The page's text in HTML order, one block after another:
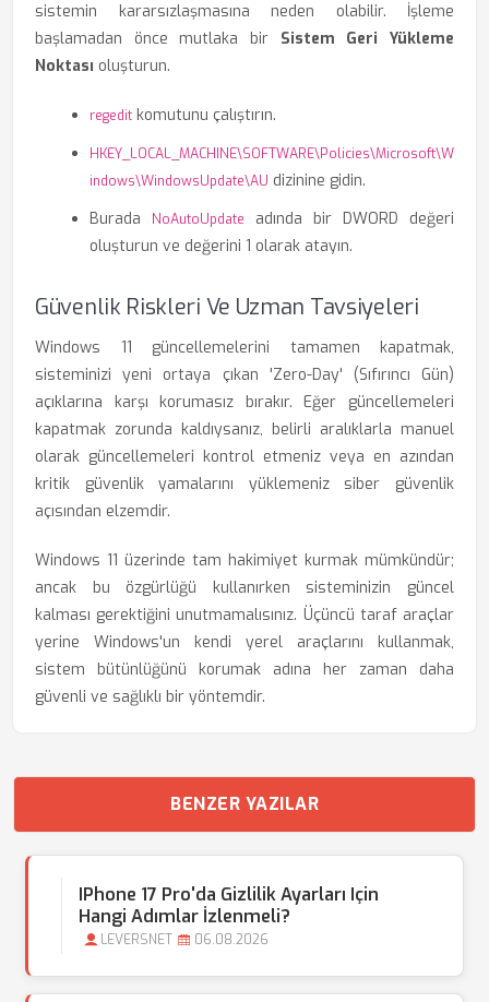
sistemin kararsızlaşmasına neden olabilir. İşleme
başlamadan önce mutlaka bir Sistem Geri Yükleme
Noktası oluşturun.
regedit komutunu çalıştırın.
HKEY_LOCAL_MACHINE\SOFTWARE\Policies\Microsoft\W
indows\WindowsUpdate\AU dizinine gidin.
Burada
NoAutoUpdate
adında bir DWORD değeri
oluşturun ve değerini 1 olarak atayın.
Güvenlik Riskleri Ve Uzman Tavsiyeleri
Windows 11 güncellemelerini tamamen kapatmak,
sisteminizi yeni ortaya çıkan 'Zero-Day' (Sıfırıncı Gün)
açıklarına karşı korumasız bırakır. Eğer güncellemeleri
kapatmak zorunda kaldıysanız, belirli aralıklarla manuel
olarak güncellemeleri kontrol etmeniz veya en azından
kritik güvenlik yamalarını yüklemeniz siber güvenlik
açısından elzemdir.
Windows 11 üzerinde tam hakimiyet kurmak mümkündür;
ancak bu özgürlüğü kullanırken sisteminizin güncel
kalması gerektiğini unutmamalısınız. Üçüncü taraf araçlar
yerine Windows'un kendi yerel araçlarını kullanmak,
sistem bütünlüğünü korumak adına her zaman daha
güvenli ve sağlıklı bir yöntemdir.
BENZER YAZILAR
IPhone 17 Pro'da Gizlilik Ayarları Için
Hangi Adımlar İzlenmeli?
LEVERSNET 06.08.2026